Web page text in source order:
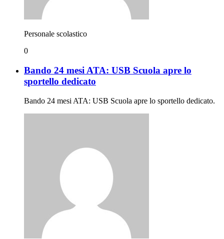
Personale scolastico
0
Bando 24 mesi ATA: USB Scuola apre lo
sportello dedicato
Bando 24 mesi ATA: USB Scuola apre lo sportello dedicato.